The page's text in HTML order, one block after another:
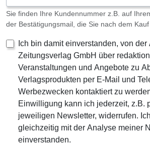
Sie finden Ihre Kundennummer z.B. auf
der Bestätigungsmail, die Sie nach dem Kauf
Ich bin damit einverstanden, von der
Zeitungsverlag GmbH über
Veranstaltungen und Angebote zu
Verlagsprodukten per E-Mail und
Werbezwecken kontaktiert zu
Einwilligung kann ich jederzeit, z.B.
jeweiligen Newsletter, widerrufen.
gleichzeitig mit der Analyse meiner
einverstanden.